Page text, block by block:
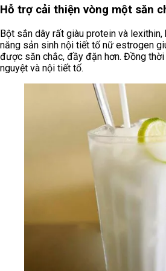
Hỗ trợ cải thiện vòng một săn
Bột sắn dây rất giàu protein và lexithin,
năng sản sinh nội tiết tố nữ estrogen
được săn chắc, đầy đặn hơn. Đồng
nguyệt và nội tiết tố.